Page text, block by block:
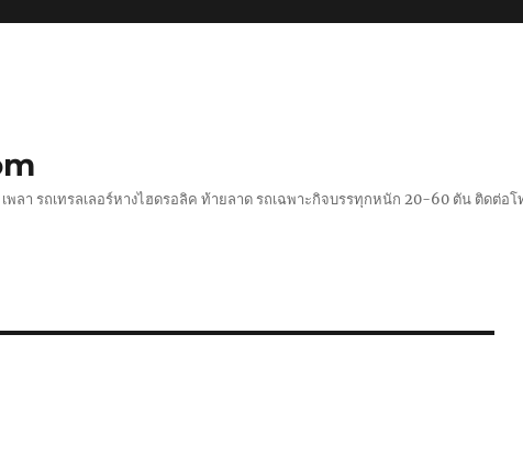
พลา รถเทรลเลอร์หางไฮดรอลิค ท้ายลาด รถเฉพาะกิจบรรทุกหนัก 20-60 ตัน ติดต่อ